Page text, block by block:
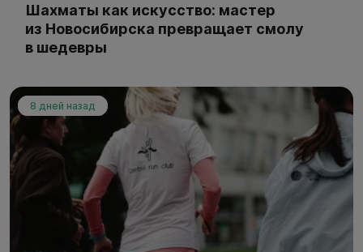
Шахматы как искусство: мастер
из Новосибирска превращает смолу
в шедевры
8 дней назад